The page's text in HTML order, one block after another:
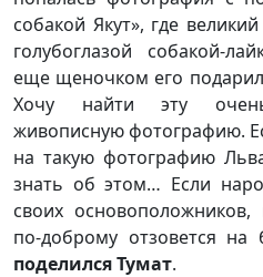
собакой Якут», где
голубоглазой собакой-
еще щеночком его
Хочу найти эту
живописную фотографию.
на такую фотографию
знать об этом… Если
своих
по-доброму отзовется на
поделился Тумат.